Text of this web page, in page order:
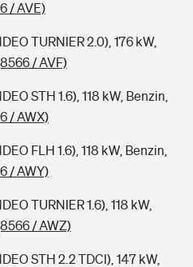
/ AVE)
TURNIER 2.0), 176 kW,
/ AVF)
STH 1.6), 118 kW, Benzin,
/ AWX)
FLH 1.6), 118 kW, Benzin,
/ AWY)
TURNIER 1.6), 118 kW,
/ AWZ)
STH 2.2 TDCI), 147 kW,